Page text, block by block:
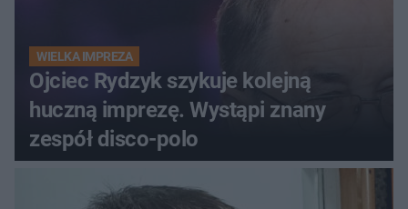
WIELKA IMPREZA
Ojciec Rydzyk szykuje kolejną
huczną imprezę. Wystąpi znany
zespół disco-polo